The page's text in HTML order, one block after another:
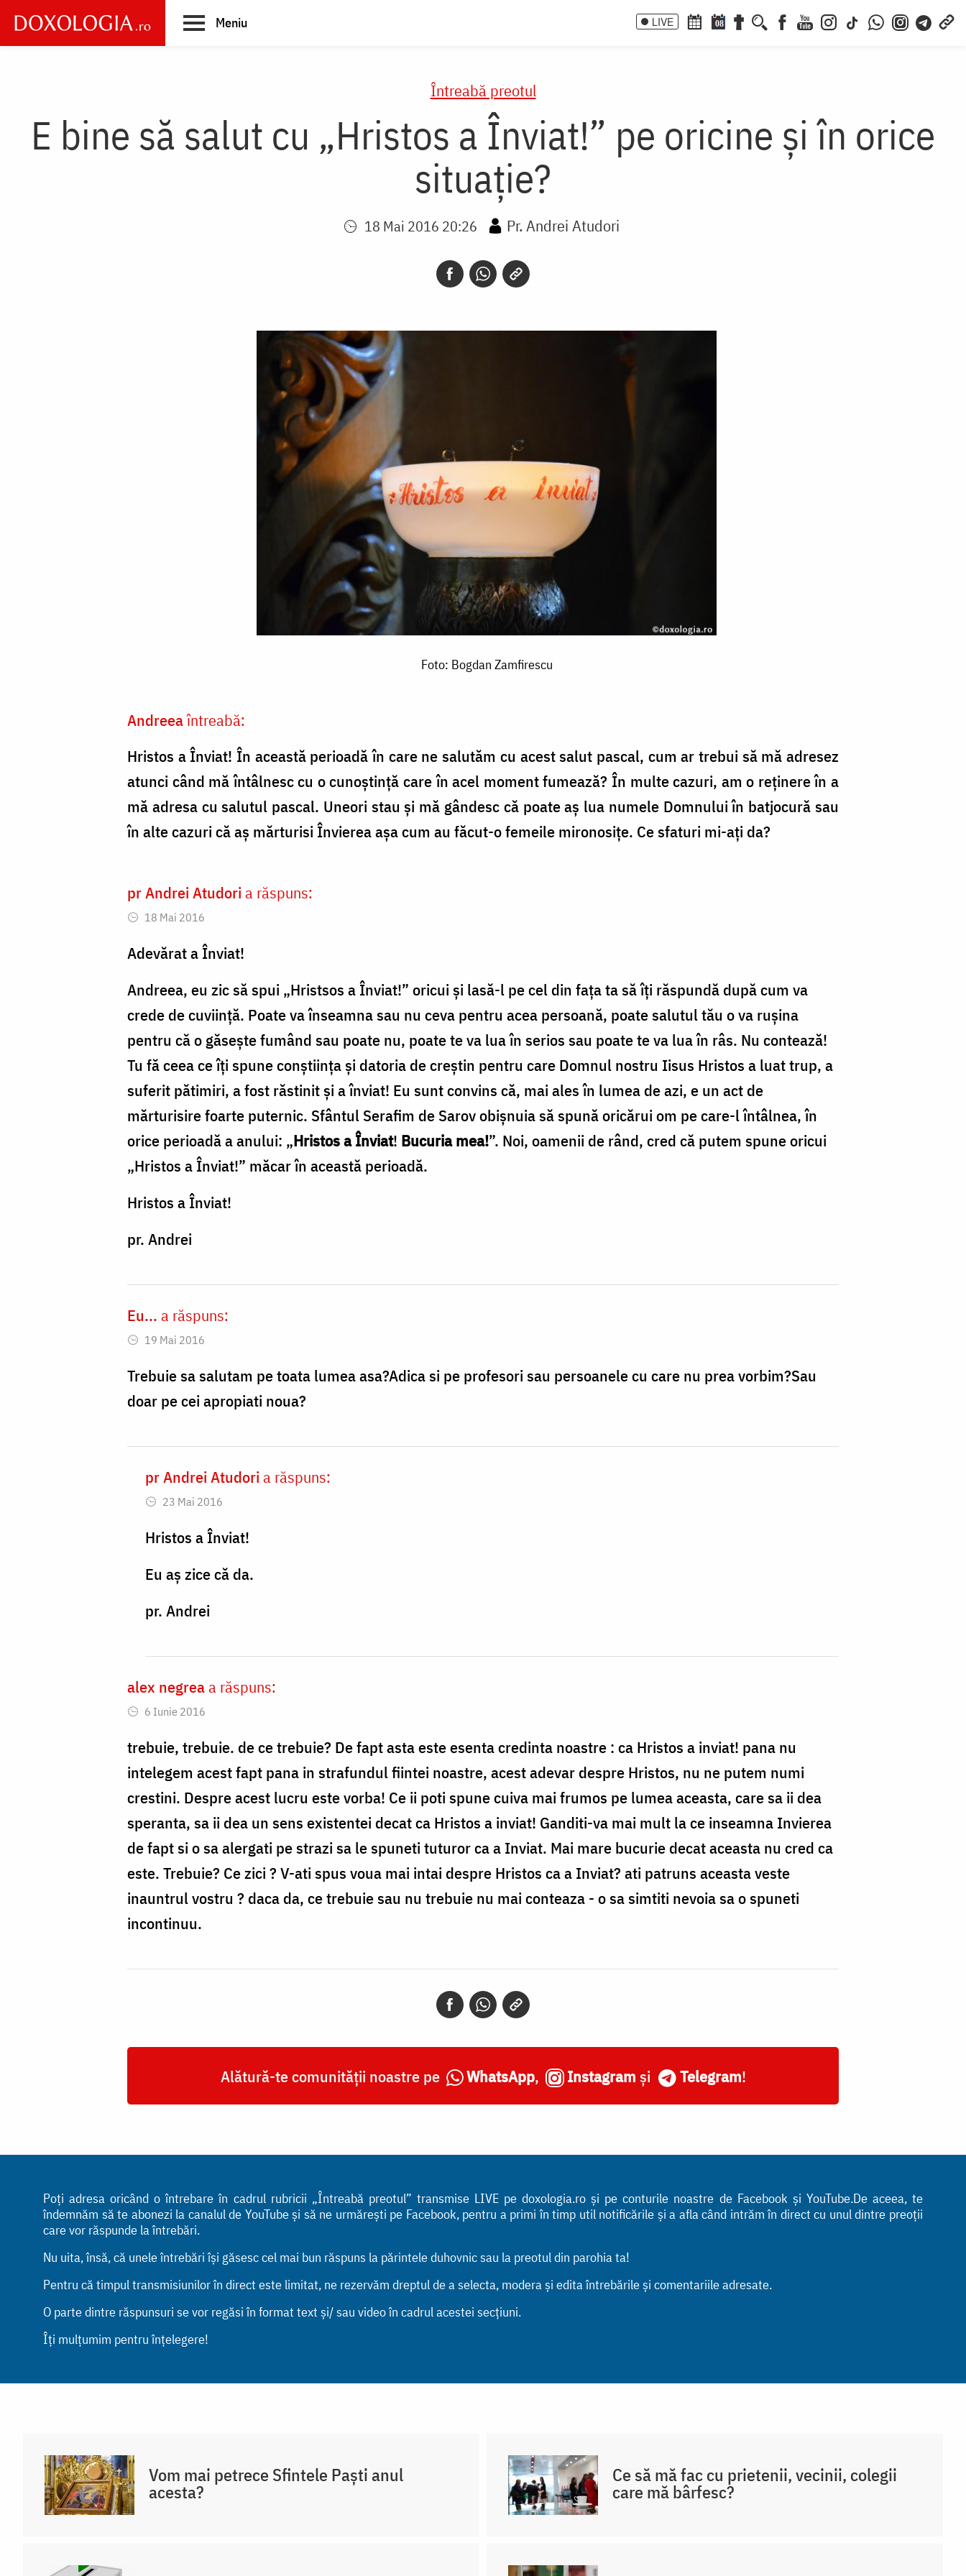
main
Meniu LIVE 08
Întreabă preotul
E bine să salut cu „Hristos a Înviat!” pe oricine și în orice
situație?
18 Mai 2016 20:26 Pr. Andrei Atudori
Foto: Bogdan Zamfirescu
Andreeaîntreabă:
Hristos a Înviat! În această perioadă în care ne salutăm cu acest salut pascal, cum ar trebui să mă adresez
atunci când mă întâlnesc cu o cunoștință care în acel moment fumează? În multe cazuri, am o reținere în a
mă adresa cu salutul pascal. Uneori stau și mă gândesc că poate aș lua numele Domnului în batjocură sau
în alte cazuri că aș mărturisi Învierea așa cum au făcut-o femeile mironosițe. Ce sfaturi mi-ați da?
pr Andrei Atudori a răspuns:
18 Mai 2016
Adevărat a Înviat!
Andreea, eu zic să spui „Hristsos a Înviat!” oricui și lasă-l pe cel din fața ta să îți răspundă după cum va
crede de cuviință. Poate va înseamna sau nu ceva pentru acea persoană, poate salutul tău o va rușina
pentru că o găsește fumând sau poate nu, poate te va lua în serios sau poate te va lua în râs. Nu contează!
Tu fă ceea ce îți spune conștiința și datoria de creștin pentru care Domnul nostru Iisus Hristos a luat trup, a
suferit pătimiri, a fost răstinit și a înviat! Eu sunt convins că, mai ales în lumea de azi, e un act de
mărturisire foarte puternic. Sfântul Serafim de Sarov obișnuia să spună oricărui om pe care-l întâlnea, în
orice perioadă a anului: „Hristos a Înviat! Bucuria mea!”. Noi, oamenii de rând, cred că putem spune oricui
„Hristos a Înviat!” măcar în această perioadă.
Hristos a Înviat!
pr. Andrei
Eu... a răspuns:
19 Mai 2016
Trebuie sa salutam pe toata lumea asa?Adica si pe profesori sau persoanele cu care nu prea vorbim?Sau
doar pe cei apropiati noua?
In
reply
to
sa
salutam
toata
by
Eu...
pr Andrei Atudori a răspuns:
23 Mai 2016
Hristos a Înviat!
Eu aș zice că da.
pr. Andrei
alex negrea a răspuns:
6 Iunie 2016
trebuie, trebuie. de ce trebuie? De fapt asta este esenta credinta noastre : ca Hristos a inviat! pana nu
intelegem acest fapt pana in strafundul fiintei noastre, acest adevar despre Hristos, nu ne putem numi
crestini. Despre acest lucru este vorba! Ce ii poti spune cuiva mai frumos pe lumea aceasta, care sa ii dea
speranta, sa ii dea un sens existentei decat ca Hristos a inviat! Ganditi-va mai mult la ce inseamna Invierea
de fapt si o sa alergati pe strazi sa le spuneti tuturor ca a Inviat. Mai mare bucurie decat aceasta nu cred ca
este. Trebuie? Ce zici ? V-ati spus voua mai intai despre Hristos ca a Inviat? ati patruns aceasta veste
inauntrul vostru ? daca da, ce trebuie sau nu trebuie nu mai conteaza - o sa simtiti nevoia sa o spuneti
incontinuu.
Alătură-te comunității noastre pe WhatsApp, Instagram și Telegram!
Poți adresa oricând o întrebare în cadrul rubricii „Întreabă preotul” transmise LIVE pe doxologia.ro și pe conturile noastre de Facebook și YouTube.De aceea, te
îndemnăm să te abonezi la canalul de YouTube și să ne urmărești pe Facebook, pentru a primi în timp util notificările și a afla când intrăm în direct cu unul dintre preoții
care vor răspunde la întrebări.
Nu uita, însă, că unele întrebări își găsesc cel mai bun răspuns la părintele duhovnic sau la preotul din parohia ta!
Pentru că timpul transmisiunilor în direct este limitat, ne rezervăm dreptul de a selecta, modera și edita întrebările și comentariile adresate.
O parte dintre răspunsuri se vor regăsi în format text și/ sau video în cadrul acestei secțiuni.
Îți mulțumim pentru înțelegere!
Vom mai petrece Sfintele Paști anul
acesta?
Ce să mă fac cu prietenii, vecinii, colegii
care mă bârfesc?